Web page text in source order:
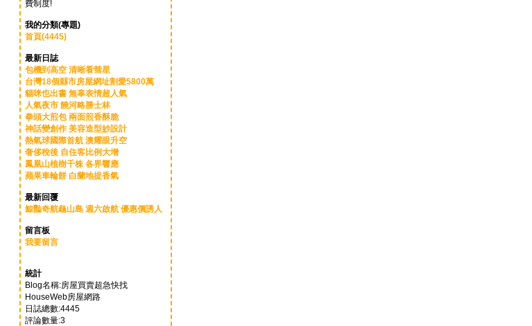
費制度!
我的分類(專題)
首頁(4445)
最新日誌
包機到高空 清晰看彗星
台灣18個縣市房屋網址割愛5800萬
貓咪也出書 無辜表情超人氣
人氣夜市 饒河略勝士林
拳頭大煎包 兩面煎香酥脆
神話變創作 美容造型妙設計
熱氣球國際首航 澳耀眼升空
奢侈稅後 自住客比例大增
鳳凰山植樹千株 各界響應
蘋果車輪餅 白蘭地提香氣
最新回覆
鯨豔奇航龜山島 週六啟航 優惠價誘人
留言板
我要留言
統計
Blog名稱:房屋買賣超急快找
HouseWeb房屋網路
日誌總數:4445
評論數量:3